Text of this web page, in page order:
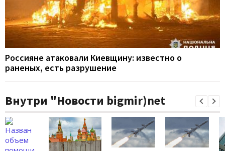
Россияне атаковали Киевщину: известно о
раненых, есть разрушение
Внутри "Новости bigmir)net